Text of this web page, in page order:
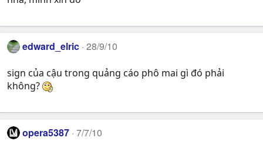
edward_elric 28/9/10
sign của cậu trong quảng cáo phô mai gì đó phải
không?
opera5387 7/7/10